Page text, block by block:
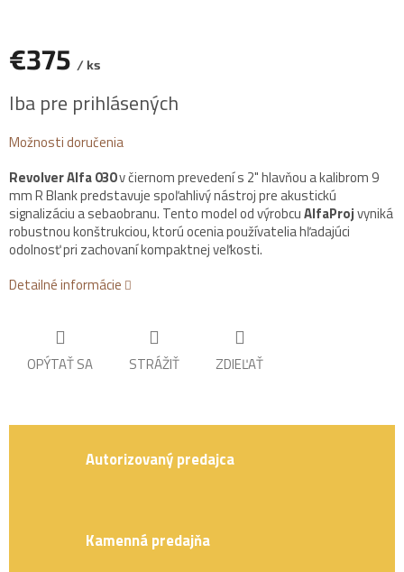
€375 / ks
cena:
Iba pre prihlásených
Možnosti doručenia
Revolver Alfa 030v čiernom prevedení s 2" hlavňou a kalibrom 9
mm R Blank predstavuje spoľahlivý nástroj pre akustickú
signalizáciu a sebaobranu. Tento model od výrobcuAlfaProjvyniká
robustnou konštrukciou, ktorú ocenia používatelia hľadajúci
odolnosť pri zachovaní kompaktnej veľkosti.
Detailné informácie
OPÝTAŤ SA STRÁŽIŤ ZDIEĽAŤ
Autorizovaný predajca
Kamenná predajňa